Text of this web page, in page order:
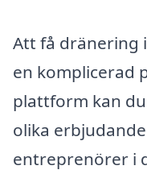
Att få dränering
en komplicerad
plattform kan
olika
entreprenörer i